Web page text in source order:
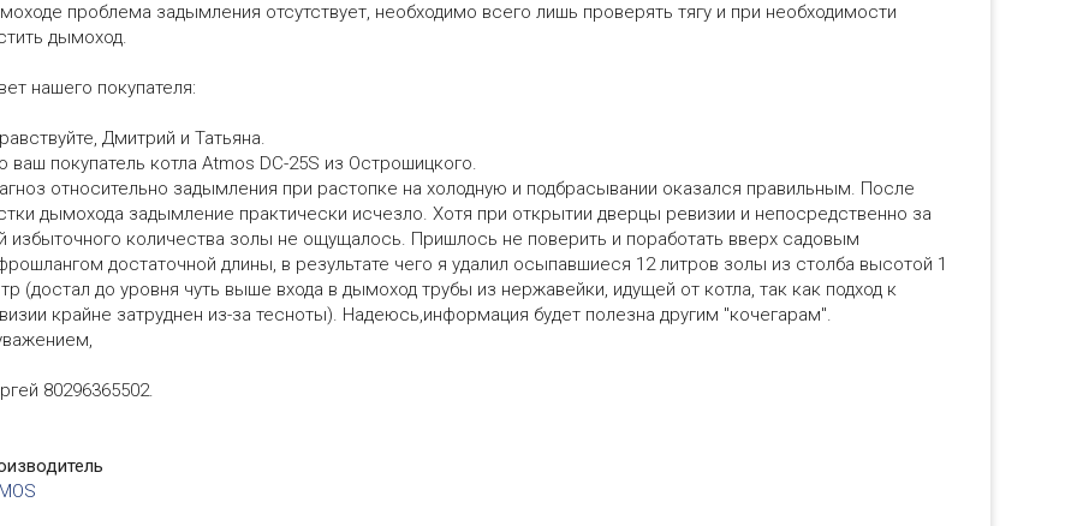
проблема задымления отсутствует, необходимо всего лишь проверять тягу и при необходимости
дымоход.
нашего покупателя:
Дмитрий и Татьяна.
ваш покупатель котла Atmos DC-25S из Острошицкого.
относительно задымления при растопке на холодную и подбрасывании оказался правильным. После
дымохода задымление практически исчезло. Хотя при открытии дверцы ревизии и непосредственно за
избыточного количества золы не ощущалось. Пришлось не поверить и поработать вверх садовым
достаточной длины, в результате чего я удалил осыпавшиеся 12 литров золы из столба высотой 1
(достал до уровня чуть выше входа в дымоход трубы из нержавейки, идущей от котла, так как подход к
крайне затруднен из-за тесноты). Надеюсь,информация будет полезна другим "кочегарам".
80296365502.